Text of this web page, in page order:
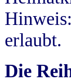
erlaubt.
Die